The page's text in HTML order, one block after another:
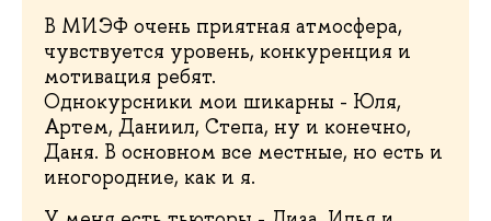
В МИЭФ очень приятная атмосфера,
чувствуется уровень, конкуренция и
мотивация ребят.
Однокурсники мои шикарны - Юля,
Артем, Даниил, Степа, ну и конечно,
Даня. В основном все местные, но есть и
иногородние, как и я.